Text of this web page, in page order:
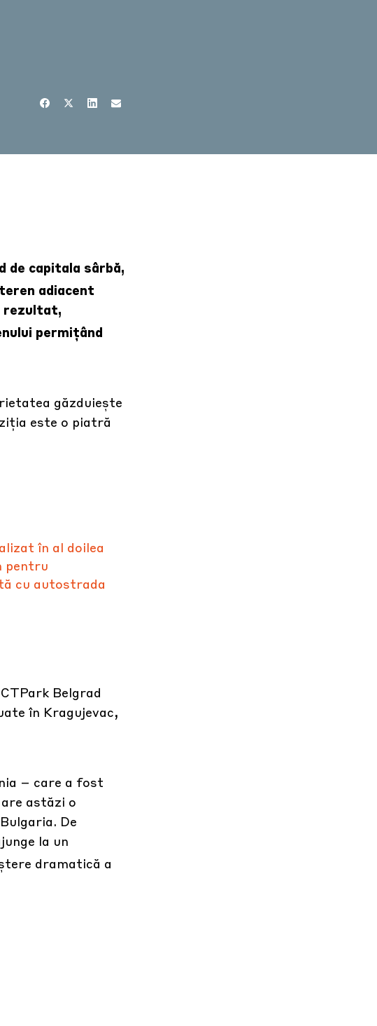
de capitala sârbă,
adiacent
rezultat,
permițând
găzduiește
este o piatră
în al doilea
pentru
cu autostrada
Belgrad
în Kragujevac,
– care a fost
astăzi o
De
la un
dramatică a